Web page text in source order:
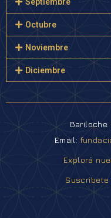
Octubre
Noviembre
Diciembre
Bariloche
Email:
Explorá